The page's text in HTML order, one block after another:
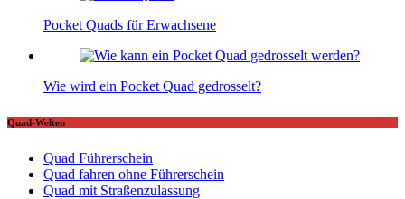
Pocket Quads für Erwachsene
Wie wird ein Pocket Quad gedrosselt?
Quad-Welten
Quad Führerschein
Quad fahren ohne Führerschein
Quad mit Straßenzulassung